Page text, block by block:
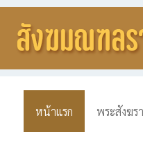
หน้าแรก พระสังฆร